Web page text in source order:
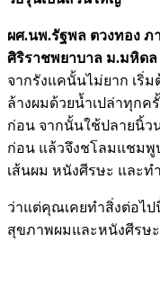
ผศ.นพ.รัฐพล ตวงทอง
ศิริราชพยาบาล ม.มหิดล
จากรังแคนั้นไม่ยาก เริ่
ล้างผมด้วยน้ำเปล่าทุกค
ก่อน จากนั้นใช้ปลายนิ้ว
ก่อน แล้วจึงชโลมแชมพู
เส้นผม หนังศีรษะ และท
ว่าแต่คุณเคยทำสิ่งต่อไป
สุขภาพผมและหนังศีรษ